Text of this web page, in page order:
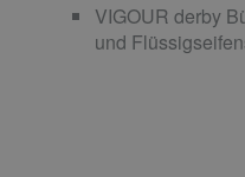
VIGOUR derby
und